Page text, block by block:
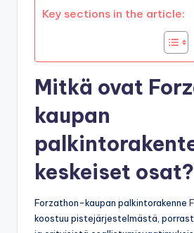
Key sections in the article:
Mitkä ovat
kaupan
keskeiset osat?
Forzathon-kaupan palkintorakenne
koostuu pistejärjestelmästä,